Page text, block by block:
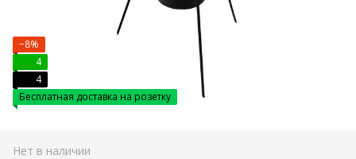
−8%
4
4
Бесплатная доставка на розетку
Нет в наличии